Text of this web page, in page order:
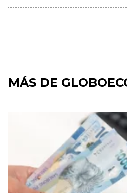
MÁS DE